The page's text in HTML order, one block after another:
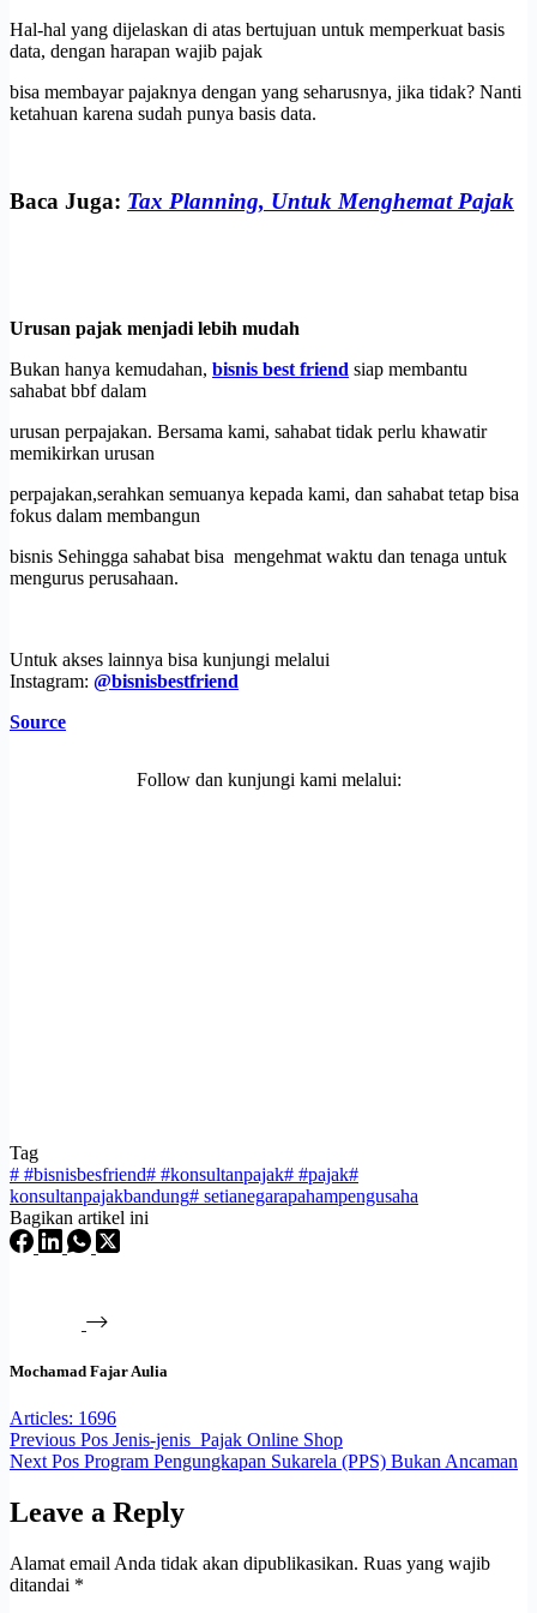
Hal-hal yang dijelaskan di atas bertujuan untuk memperkuat basis
data, dengan harapan wajib pajak
bisa membayar pajaknya dengan yang seharusnya, jika tidak? Nanti
ketahuan karena sudah punya basis data.
Baca Juga: Tax Planning, Untuk Menghemat Pajak
Urusan pajak menjadi lebih mudah
Bukan hanya kemudahan, bisnis best friend siap membantu
sahabat bbf dalam
urusan perpajakan. Bersama kami, sahabat tidak perlu khawatir
memikirkan urusan
perpajakan,serahkan semuanya kepada kami, dan sahabat tetap bisa
fokus dalam membangun
bisnis Sehingga sahabat bisa mengehmat waktu dan tenaga untuk
mengurus perusahaan.
Untuk akses lainnya bisa kunjungi melalui
Instagram: @bisnisbestfriend
Source
Follow dan kunjungi kami melalui:
Tag
# #bisnisbesfriend# #konsultanpajak# #pajak#
konsultanpajakbandung# setianegarapahampengusaha
Bagikan artikel ini
Mochamad Fajar Aulia
Articles: 1696
Previous Pos Jenis-jenis Pajak Online Shop
Next Pos Program Pengungkapan Sukarela (PPS) Bukan Ancaman
Leave a Reply
Alamat email Anda tidak akan dipublikasikan. Ruas yang wajib
ditandai *